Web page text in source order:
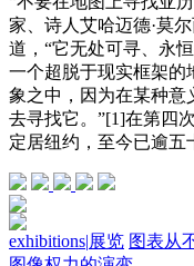
家、诗人艾哈迈德·莫
道，“它无处可寻、永
一个超脱于现实框架
象之中，因为在某种意
去寻找它。”[1]在第四
定居纽约，至今已逾五
exhibitions|展览 图表从